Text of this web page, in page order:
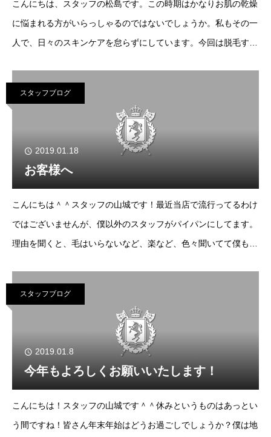
こんにちは、スタッフの松島です。この時期はかなりお肌の乾燥
に悩まれる方がいらっしゃるのではないでしょうか。私もその一
人で、日々のスキンケアを怠らずにしています。今回は脱毛する
どうなるかをお話できたらと思います。脱毛
スタッフブログ
2019.01.18
お客様へ
こんにちは＾＾スタッフの山城です！最近当店で流行ってるわけ
ではございませんが、僕以外のスタッフがパイパンにしてます。
理由を聞くと、毛はいらないなど、楽など、色々聞いてて僕も挑
んなを尊敬します。というか僕はそこまで下
スタッフブログ
2019.01.8
今年もよろしくお願いいたします！
こんにちは！スタッフの山城です＾＾休みというものはあっとい
う間ですね！皆さん年末年始はどうお過ごしでしょうか？僕は地